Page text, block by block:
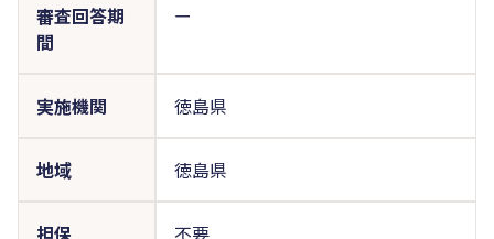
審査回答期
間
ー
実施機関 徳島県
地域 徳島県
担保 不要